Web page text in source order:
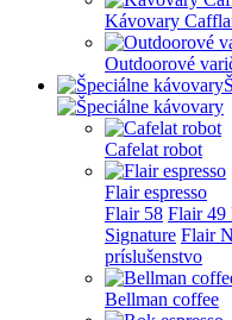
Kávovary
Outdoorové
Cafelat robot
Flair espresso
Flair 58 Flair 49
Signature Flair
príslušenstvo
Bellman coffee